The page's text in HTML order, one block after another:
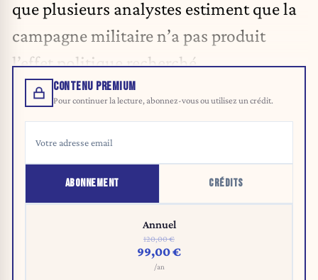
que plusieurs analystes estiment que la
campagne militaire n’a pas produit
l’effet politique recherché.
CONTENU PREMIUM
Pour continuer la lecture, abonnez-vous ou utilisez un crédit.
ABONNEMENT CRÉDITS
Annuel
120,00 €
99,00 €
/an